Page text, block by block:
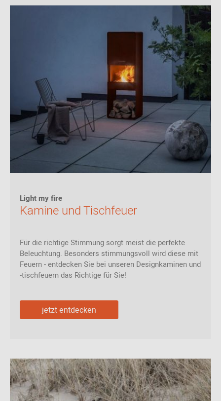
Light my fire
Kamine und Tischfeuer
Für die richtige Stimmung sorgt meist die perfekte
Beleuchtung. Besonders stimmungsvoll wird diese mit
Feuern - entdecken Sie bei unseren Designkaminen und
-tischfeuern das Richtige für Sie!
jetzt entdecken